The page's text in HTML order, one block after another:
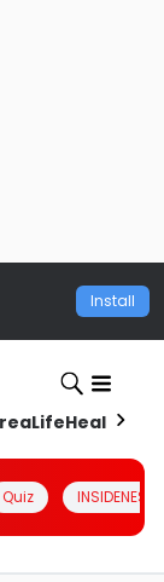
Install
LifeHealth
Quiz INSIDENESIA